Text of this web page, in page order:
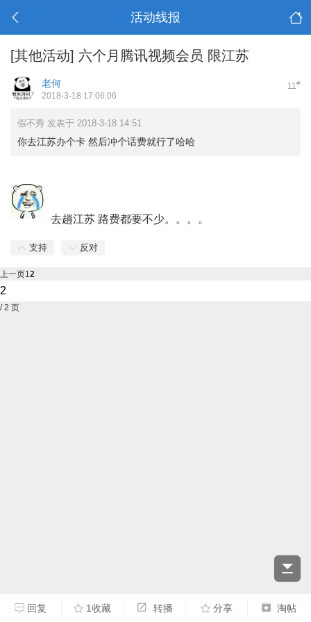
活动线报
[其他活动] 六个月腾讯视频会员 限江苏
11#
老何
2018-3-18 17:06:06
假不秀 发表于 2018-3-18 14:51
你去江苏办个卡 然后冲个话费就行了哈哈
去趟江苏 路费都要不少。。。。
支持 反对
上一页12
/ 2 页
回复 1收藏 转播 分享 淘帖